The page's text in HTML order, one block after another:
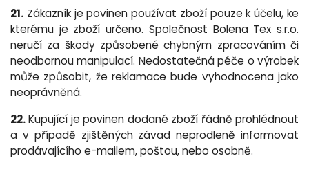
21. Zákazník je povinen používat zboží pouze k účelu, ke
kterému je zboží určeno. Společnost Bolena Tex s.r.o.
neručí za škody způsobené chybným zpracováním či
neodbornou manipulací. Nedostatečná péče o výrobek
může způsobit, že reklamace bude vyhodnocena jako
neoprávněná.
22.Kupující je povinen dodané zboží řádně prohlédnout
a v případě zjištěných závad neprodleně informovat
prodávajícího e-mailem, poštou, nebo osobně.